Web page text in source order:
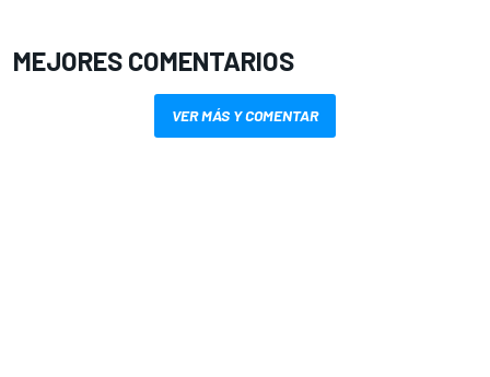
MEJORES COMENTARIOS
VER MÁS Y COMENTAR